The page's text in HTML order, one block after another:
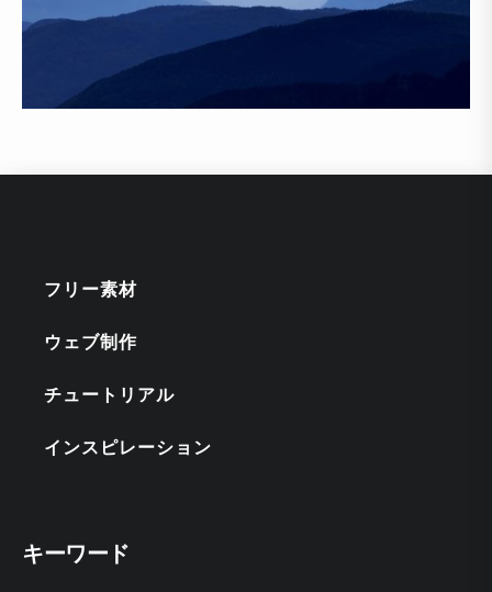
フリー素材
ウェブ制作
チュートリアル
インスピレーション
キーワード